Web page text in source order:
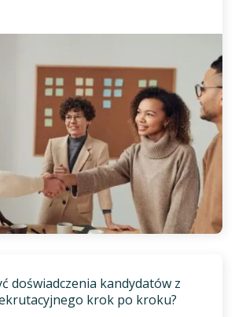
doświadczenia kandydatów z
krok po kroku?